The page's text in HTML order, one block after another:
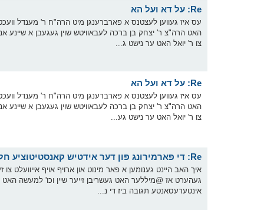
Re: על דא ועל הא
עס איז געווען לעצטנס א פארברענגן מיט הרה"ח ר' מענדל
האט הרה"צ ר' יצחק בן ברכה לעבאוויטש שוין געגעבן א שיינע
צו ר' יואל האט ער נישט ג...
Re: על דא ועל הא
עס איז געווען לעצטנס א פארברענגן מיט הרה"ח ר' מענדל
האט הרה"צ ר' יצחק בן ברכה לעבאוויטש שוין געגעבן א שיינע
צו ר' יואל האט ער נישט גע...
Re: די פארמירונג פון דער אידטיש קאנסטיטוציע חלק ג' - תגובות
איך האב היינט גענומען א פאר מינוט און ארויף אויף אייוועלט
געהערט אז @מיללער האט געשריבן זייער שיין וכו' למעשה האט
אינטערעסאנטע תגובה ביז די נ...